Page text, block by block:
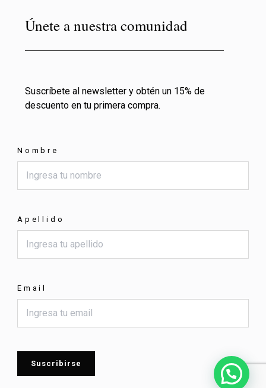
Únete a nuestra comunidad
Suscríbete al newsletter y obtén un 15% de
descuento en tu primera compra.
Nombre
Apellido
Email
Suscribirse